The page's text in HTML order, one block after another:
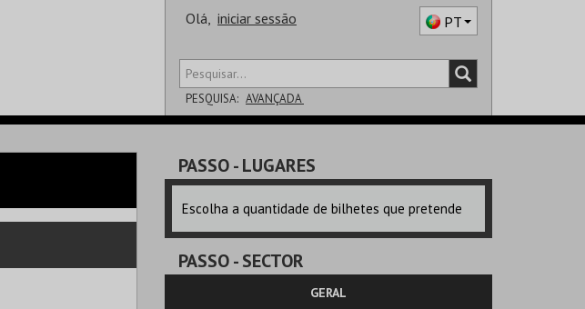
Olá, iniciar sessão PT
PESQUISA: AVANÇADA
SALA
PASSO- LUGARES
Escolha a quantidade de bilhetes que pretende
PASSO- SECTOR
GERAL